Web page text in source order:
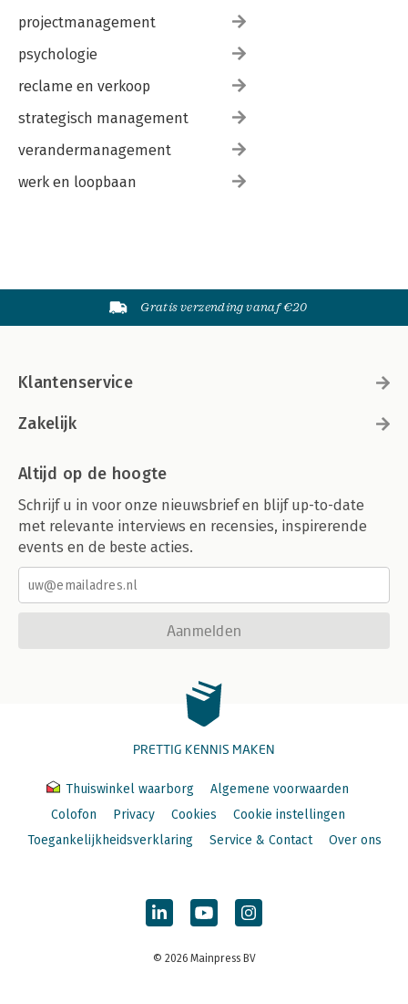
projectmanagement
psychologie
reclame en verkoop
strategisch management
verandermanagement
werk en loopbaan
Gratis verzending vanaf €20
Klantenservice
Zakelijk
Altijd op de hoogte
Schrijf u in voor onze nieuwsbrief en blijf up-to-date
met relevante interviews en recensies, inspirerende
events en de beste acties.
Aanmelden
PRETTIG KENNIS MAKEN
Thuiswinkel waarborg
Algemene voorwaarden
Colofon
Privacy Cookies
Cookie instellingen
Toegankelijkheidsverklaring
Service & Contact Over ons
© 2026 Mainpress BV